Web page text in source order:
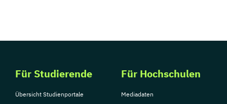
Für Studierende
Übersicht Studienportale
Für Hochschulen
Mediadaten